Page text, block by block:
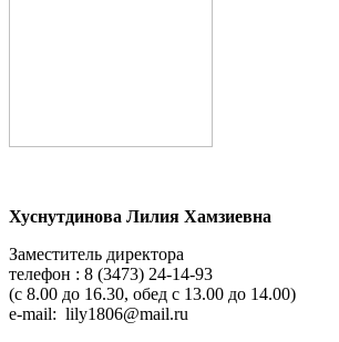
Хуснутдинова Лилия Хамзиевна
Заместитель директора
телефон : 8 (3473) 24-14-93
(с 8.00 до 16.30, обед с 13.00 до 14.00)
e-mail: lily1806@mail.ru